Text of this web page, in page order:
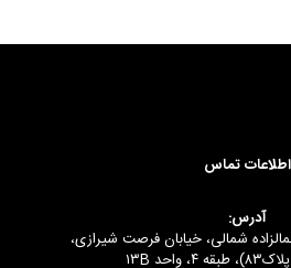
اطلاعات تماس
آدرس:
شمالی، خیابان فرصت شیرازی،